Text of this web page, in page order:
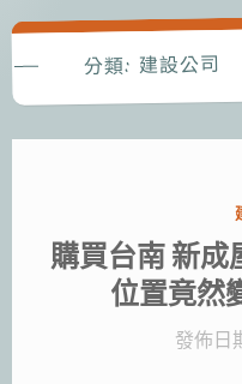
分類:建設公司
購買台南 新成
位置竟然
發佈日